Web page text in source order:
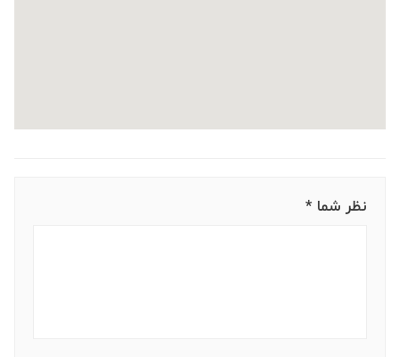
نظر شما *